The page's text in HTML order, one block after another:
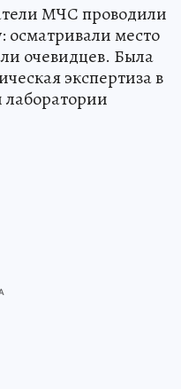
МЧС проводили
осматривали место
очевидцев. Была
экспертиза в